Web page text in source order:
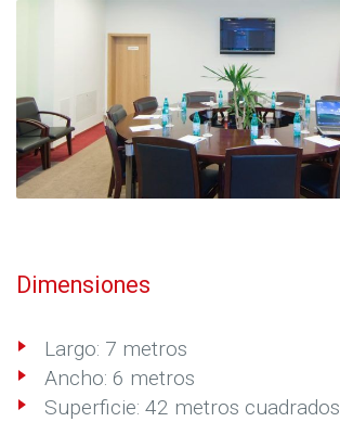
Dimensiones
Largo: 7 metros
Ancho: 6 metros
Superficie: 42 metros cuadrados